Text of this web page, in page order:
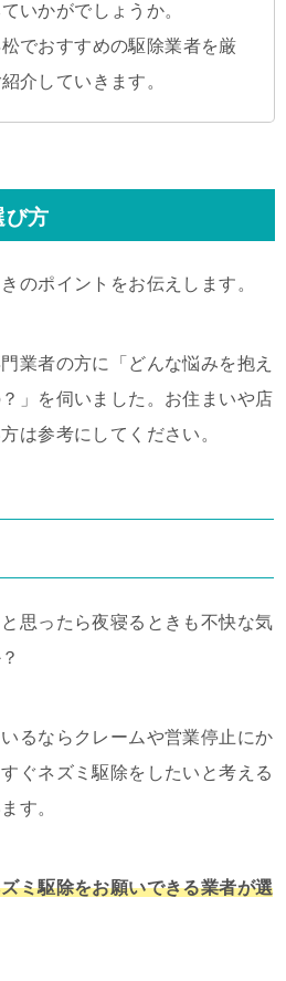
いかがでしょうか。
でおすすめの駆除業者を厳
介していきます。
び方
のポイントをお伝えします。
業者の方に「どんな悩みを抱え
」を伺いました。お住まいや店
は参考にしてください。
思ったら夜寝るときも不快な気
るならクレームや営業停止にか
ぐネズミ駆除をしたいと考える
す。
ミ駆除をお願いできる業者が選